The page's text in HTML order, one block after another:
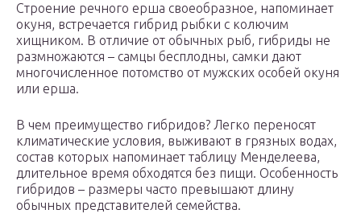
Строение речного ерша своеобразное, напоминает
окуня, встречается гибрид рыбки с колючим
хищником. В отличие от обычных рыб, гибриды не
размножаются – самцы бесплодны, самки дают
многочисленное потомство от мужских особей окуня
или ерша.
В чем преимущество гибридов? Легко переносят
климатические условия, выживают в грязных водах,
состав которых напоминает таблицу Менделеева,
длительное время обходятся без пищи. Особенность
гибридов – размеры часто превышают длину
обычных представителей семейства.